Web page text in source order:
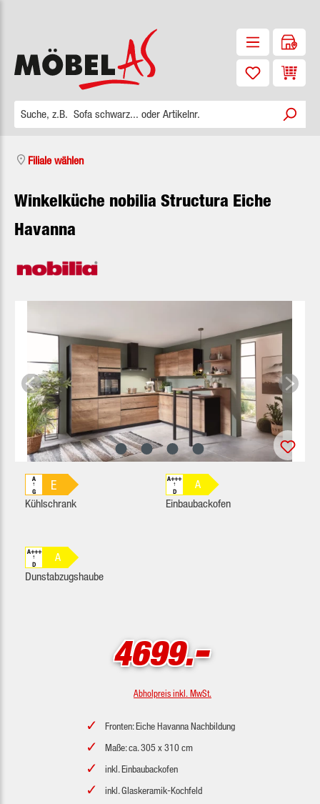
Filiale wählen
Winkelküche nobilia Structura Eiche
Havanna
E
A
↑
G
Kühlschrank
A
A+++
↑
D
Einbaubackofen
A
A+++
↑
D
Dunstabzugshaube
4699.-
Abholpreis inkl. MwSt.
Fronten: Eiche Havanna Nachbildung
Maße: ca. 305 x 310 cm
inkl. Einbaubackofen
inkl. Glaskeramik-Kochfeld